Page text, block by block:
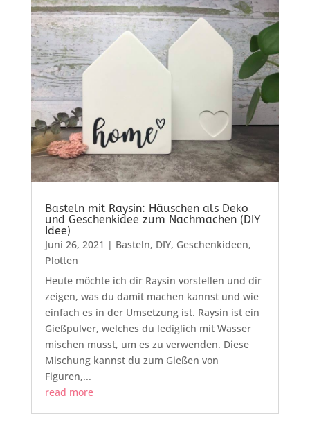
Basteln mit Raysin: Häuschen als Deko
und Geschenkidee zum Nachmachen (DIY
Idee)
Juni 26, 2021 | Basteln, DIY, Geschenkideen,
Plotten
Heute möchte ich dir Raysin vorstellen und dir
zeigen, was du damit machen kannst und wie
einfach es in der Umsetzung ist. Raysin ist ein
Gießpulver, welches du lediglich mit Wasser
mischen musst, um es zu verwenden. Diese
Mischung kannst du zum Gießen von
Figuren,...
read more